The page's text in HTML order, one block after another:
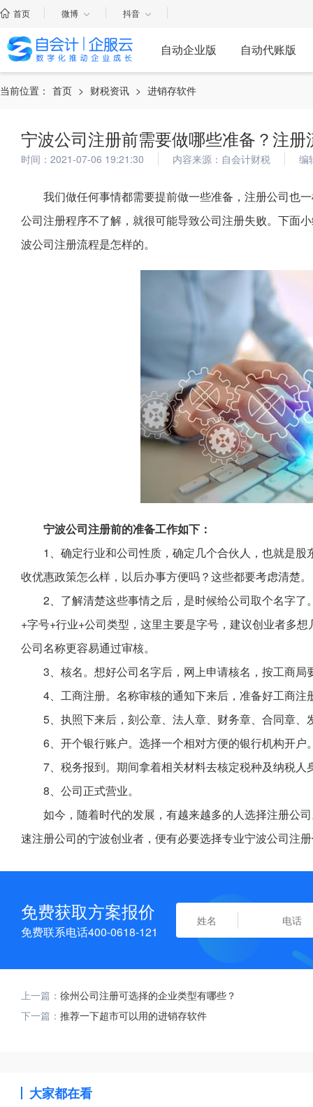
首页 微博 抖音
自动企业版 自动代账版
当前位置： 首页 > 财税资讯 > 进销存软件
宁波公司注册前需要做哪些准备？注
时间：2021-07-06 19:21:30 内容来源：自会计财税 编
我们做任何事情都需要提前做一些准备，注册公司也
公司注册程序不了解，就很可能导致公司注册失败。下面
波公司注册流程是怎样的。
宁波公司注册前的准备工作如下：
1、确定行业和公司性质，确定几个合伙人，也就是
收优惠政策怎么样，以后办事方便吗？这些都要考虑清楚。
2、了解清楚这些事情之后，是时候给公司取个名字
+字号+行业+公司类型，这里主要是字号，建议创业者多
公司名称更容易通过审核。
3、核名。想好公司名字后，网上申请核名，按工商局
4、工商注册。名称审核的通知下来后，准备好工商
5、执照下来后，刻公章、法人章、财务章、合同章、
6、开个银行账户。选择一个相对方便的银行机构开户
7、税务报到。期间拿着相关材料去核定税种及纳税
8、公司正式营业。
如今，随着时代的发展，有越来越多的人选择注册公
速注册公司的宁波创业者，便有必要选择专业宁波公司注
免费获取方案报价
免费联系电话400-0618-121
上一篇： 徐州公司注册可选择的企业类型有哪些？
下一篇： 推荐一下超市可以用的进销存软件
大家都在看